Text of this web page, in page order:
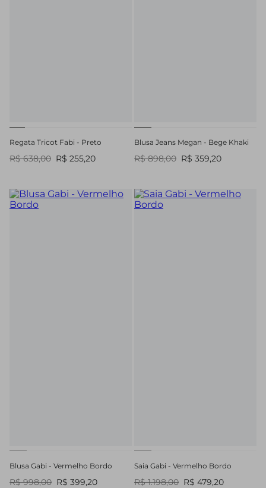
Regata Tricot Fabi - Preto
R$ 638,00 R$ 255,20
Blusa Jeans Megan - Bege Khaki
R$ 898,00 R$ 359,20
Blusa Gabi - Vermelho Bordo
R$ 998,00 R$ 399,20
Saia Gabi - Vermelho Bordo
R$ 1.198,00 R$ 479,20